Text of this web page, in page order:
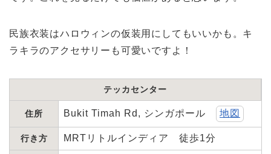
民族衣装はハロウィンの仮装用にしてもいいかも。キ
ラキラのアクセサリーも可愛いですよ！
テッカセンター
住所 Bukit Timah Rd, シンガポール 地図
行き方 MRTリトルインディア 徒歩1分